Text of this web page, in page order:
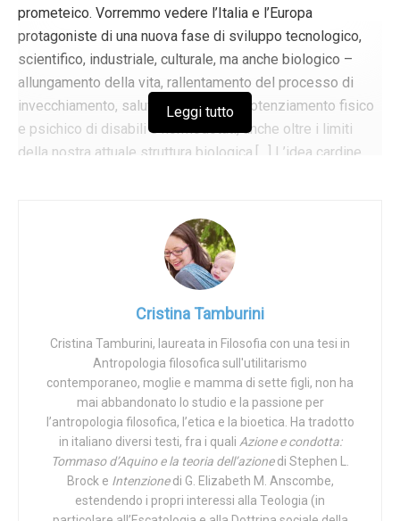
prometeico. Vorremmo vedere l’Italia e l’Europa
protagoniste di una nuova fase di sviluppo tecnologico,
scientifico, industriale, culturale, ma anche biologico –
allungamento della vita, rallentamento del processo di
invecchiamento, salute dei cittadini, potenziamento fisico
e psichico di disabili e normodotati, anche oltre i limiti
della nostra attuale struttura biologica.[…] L’idea cardine
evoluzione cieca ad una fase di evoluzione autodiretta
consapevole. Siamo pronti a fare ciò che oggi la scienza
rende possibile: prendere in mano il nostro destino di
specie. Siamo pronti ad accettare la sfida che proviene dai
risultati delle biotecnologie, delle scienze cognitive, della
robotica, della nanotecnologia e dell’intelligenza artificiale,
portando questa sfida su un piano politico e filosofico, per
dare al nostro percorso un senso e una direzione».
Recita così l’incipitdelManifesto dei transumanisti
italiani, un movimento che si definisce «polimorfo e
multiculturale», con una precisa strategia finalizzata alla
lotta per «il possesso delle conoscenze e delle
tecnologie, la laicità delle istituzioni e della cultura,
Leggi tutto
Cristina Tamburini
Cristina Tamburini, laureata in Filosofia con una tesi in
Antropologia filosofica sull'utilitarismo
contemporaneo, moglie e mamma di sette figli, non ha
mai abbandonato lo studio e la passione per
l’antropologia filosofica, l’etica e la bioetica. Ha tradotto
in italiano diversi testi, fra i quali Azione e condotta:
Tommaso d’Aquino e la teoria dell’azionedi Stephen L.
Brock e Intenzionedi G. Elizabeth M. Anscombe,
estendendo i propri interessi alla Teologia (in